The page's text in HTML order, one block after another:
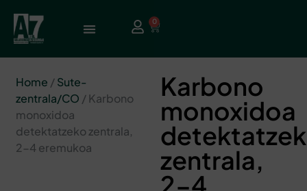
0
Home /Sute-
zentrala/CO / Karbono
monoxidoa
detektatzeko zentrala,
2-4 eremukoa
Karbono
monoxidoa
zentrala,
2-4